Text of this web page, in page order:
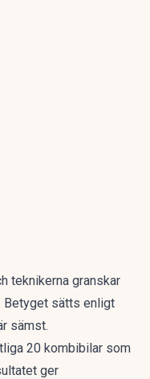
teknikerna granskar
Betyget sätts enligt
sämst.
20 kombibilar som
ger